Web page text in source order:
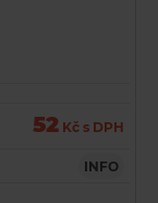
52 Kč s DPH
INFO